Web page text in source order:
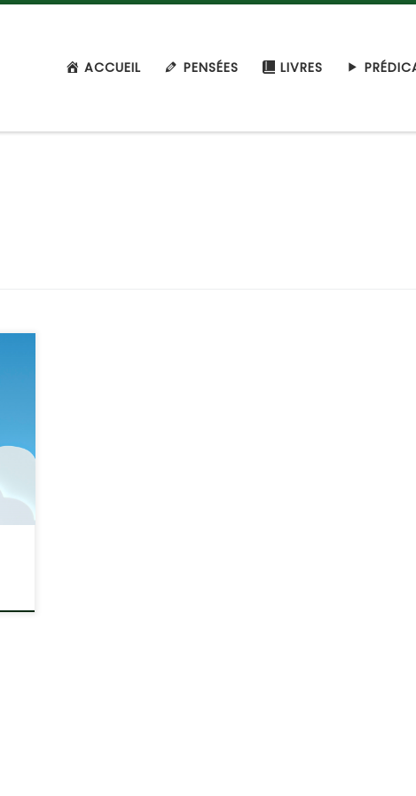
ACCUEIL PENSÉES LIVRES